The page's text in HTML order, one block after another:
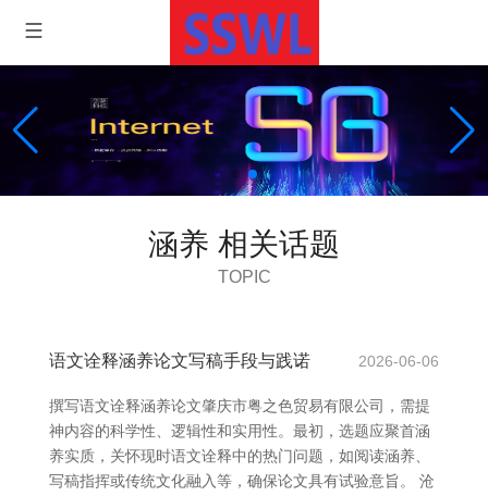
涵养 相关话题
TOPIC
语文诠释涵养论文写稿手段与践诺 2026-06-06
撰写语文诠释涵养论文肇庆市粤之色贸易有限公司，需提
神内容的科学性、逻辑性和实用性。最初，选题应聚首涵
养实质，关怀现时语文诠释中的热门问题，如阅读涵养、
写稿指挥或传统文化融入等，确保论文具有试验意旨。 沧